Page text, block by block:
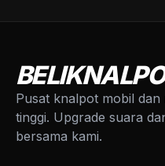
Pusat knalpot mobil
tinggi. Upgrade suara
bersama kami.